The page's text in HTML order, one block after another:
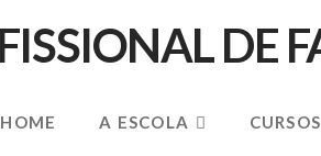
HOME A ESCOLA CURSOS